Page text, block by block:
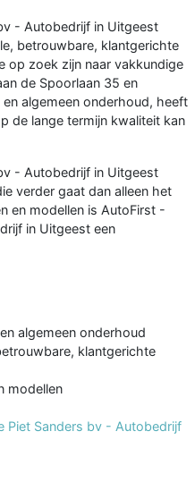
- Autobedrijf in Uitgeest
betrouwbare, klantgerichte
op zoek zijn naar vakkundige
de Spoorlaan 35 en
algemeen onderhoud, heeft
de lange termijn kwaliteit kan
- Autobedrijf in Uitgeest
verder gaat dan alleen het
en modellen is AutoFirst -
in Uitgeest een
algemeen onderhoud
klantgerichte
modellen
Piet Sanders bv - Autobedrijf